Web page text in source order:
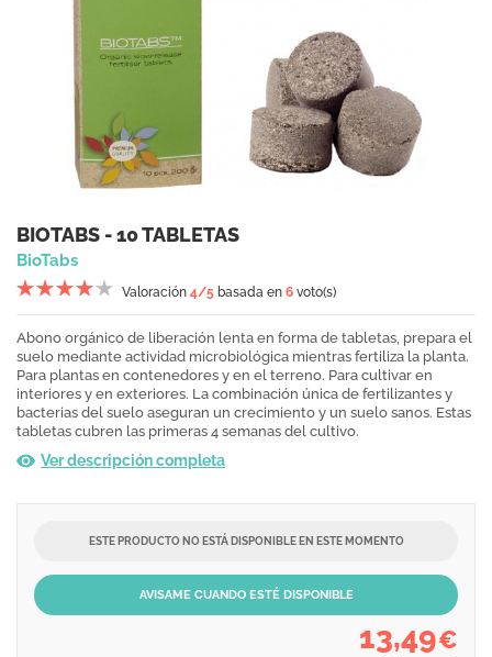
BIOTABS - 10 TABLETAS
BioTabs
Valoración 4/5 basada en 6 voto(s)
Abono orgánico de liberación lenta en forma de tabletas, prepara el
suelo mediante actividad microbiológica mientras fertiliza la planta.
Para plantas en contenedores y en el terreno. Para cultivar en
interiores y en exteriores. La combinación única de fertilizantes y
bacterias del suelo aseguran un crecimiento y un suelo sanos. Estas
tabletas cubren las primeras 4 semanas del cultivo.
Ver descripción completa
ESTE PRODUCTO NO ESTÁ DISPONIBLE EN ESTE MOMENTO
AVISAME CUANDO ESTÉ DISPONIBLE
13,49€